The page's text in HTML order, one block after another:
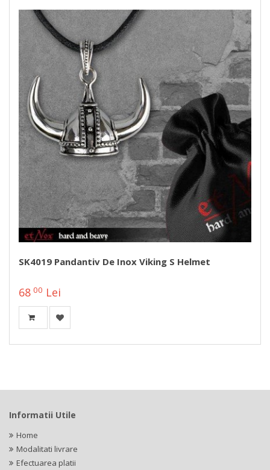
SK4019 Pandantiv De Inox Viking S Helmet
68 00 Lei
Informatii Utile
Home
Modalitati livrare
Efectuarea platii